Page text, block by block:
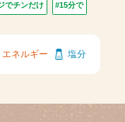
でチンだけ #15分で
エネルギー 塩分